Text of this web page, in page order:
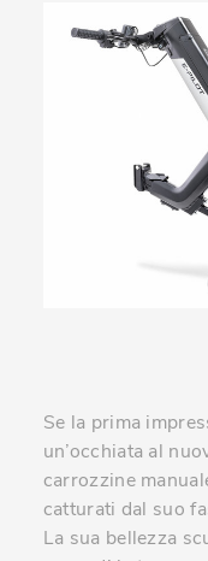
Se la prima
un’occhiata al
carrozzine
catturati dal suo
La sua bellezza